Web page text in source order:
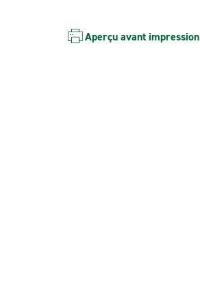
Aperçu avant impression